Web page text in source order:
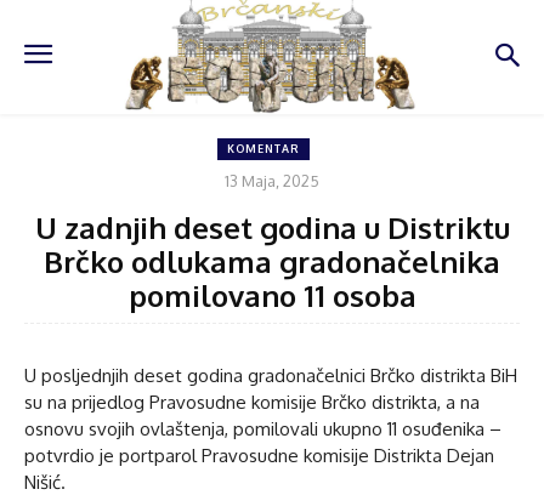
KOMENTAR
13 Maja, 2025
U zadnjih deset godina u Distriktu
Brčko odlukama gradonačelnika
pomilovano 11 osoba
U posljednjih deset godina gradonačelnici Brčko distrikta BiH
su na prijedlog Pravosudne komisije Brčko distrikta, a na
osnovu svojih ovlaštenja, pomilovali ukupno 11 osuđenika –
potvrdio je portparol Pravosudne komisije Distrikta Dejan
Nišić.